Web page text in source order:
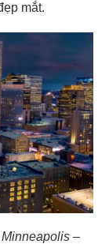
mắt.
–